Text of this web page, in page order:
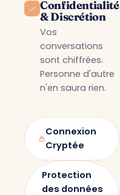
Confidentialité
& Discrétion
Vos
conversations
sont chiffrées.
Personne d'autre
n'en saura rien.
Connexion
Cryptée
Protection
des données